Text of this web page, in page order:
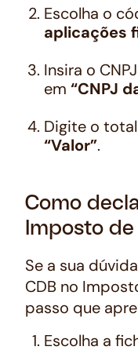
Escolha o
aplicações
Insira o
em “CNPJ
Digite o
“Valor”.
Como
Imposto
Se a sua
CDB no
passo que
Escolha a